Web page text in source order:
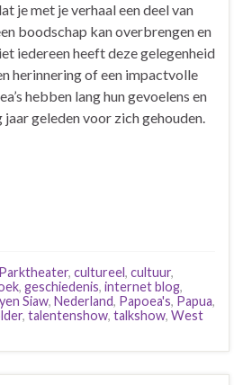
je met je verhaal een deel van
boodschap kan overbrengen en
iedereen heeft deze gelegenheid
herinnering of een impactvolle
hebben lang hun gevoelens en
geleden voor zich gehouden.
, cultureel, cultuur,
, geschiedenis, internet blog,
Siaw, Nederland, Papoea's, Papua,
, talentenshow, talkshow, West